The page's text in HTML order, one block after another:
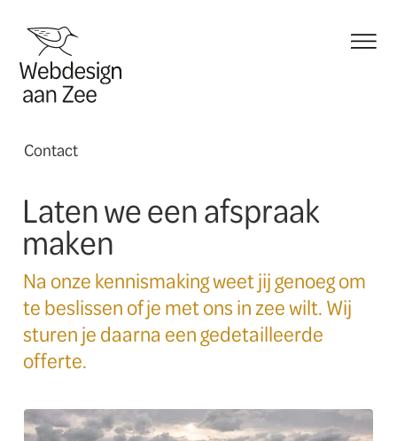
Contact
Laten we een afspraak
maken
Na onze kennismaking weet jij genoeg om
te beslissen of je met ons in zee wilt. Wij
sturen je daarna een gedetailleerde
offerte.